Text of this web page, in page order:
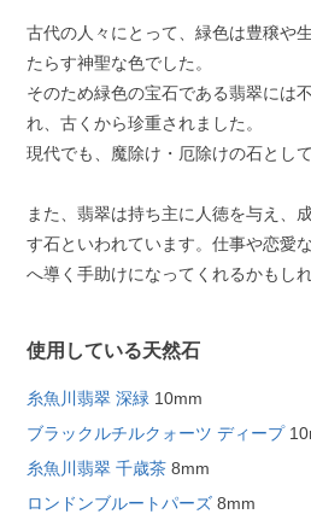
古代の人々にとって、緑色は豊穣や
たらす神聖な色でした。
そのため緑色の宝石である翡翠には
れ、古くから珍重されました。
現代でも、魔除け・厄除けの石とし
また、翡翠は持ち主に人徳を与え、
す石といわれています。仕事や恋愛
へ導く手助けになってくれるかもしれ
使用している天然石
糸魚川翡翠 深緑 10mm
ブラックルチルクォーツ ディープ
糸魚川翡翠 千歳茶 8mm
ロンドンブルートパーズ 8mm